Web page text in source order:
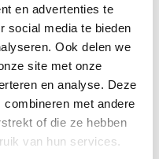
en advertenties te
social media te bieden
Ook delen we
site met onze
en analyse. Deze
met andere
of die ze hebben
van hun services.